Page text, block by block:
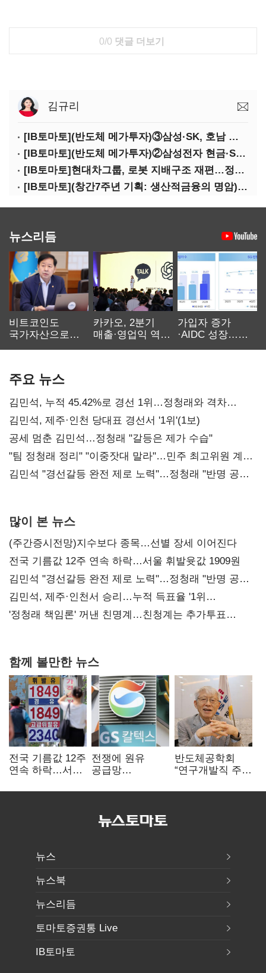
0/0 댓글 더보기
김규리
[IB토마토](반도체 메가투자)③삼성·SK, 호남 동시 출격…인력·협력사 쟁탈전
[IB토마토](반도체 메가투자)②삼성전자 현금·SDI 차입…엇갈린 2655조 투자체력
[IB토마토]현대차그룹, 로봇 지배구조 재편…정의선 1245억 추가 투입 유력
[IB토마토](창간7주년 기획: 생산적금융의 명암)③선택받은 산업, 커진 자금격차
뉴스리듬
비트코인도
국가자산으로…'
카카오, 2분기
매출·영업익 역대
가입자 증가
·AIDC 성장…
주요 뉴스
김민석, 누적 45.42%로 경선 1위…정청래와 격차
0.86%p(2보)
김민석, 제주·인천 당대표 경선서 '1위'(1보)
공세 멈춘 김민석…정청래 "갈등은 제가 수습"
"팀 정청래 정리" "이중잣대 말라"…민주 최고위원 계파
다툼 격화
김민석 "경선갈등 완전 제로 노력"…정청래 "반명 공세
많이 본 뉴스
(주간증시전망)지수보다 종목…선별 장세 이어진다
전국 기름값 12주 연속 하락…서울 휘발윳값 1909원
김민석 "경선갈등 완전 제로 노력"…정청래 "반명 공세
사과부터"
김민석, 제주·인천서 승리…누적 득표율 '1위
탈환'(종합)
'정청래 책임론' 꺼낸 친명계…친청계는 추가투표
함께 볼만한 뉴스
전국 기름값 12주
연속 하락…서울
전쟁에 원유
공급망
정유, 에너지안보
반도체공학회
“연구개발직 주
개선해야”
뉴스
뉴스북
뉴스리듬
토마토증권통 Live
IB토마토